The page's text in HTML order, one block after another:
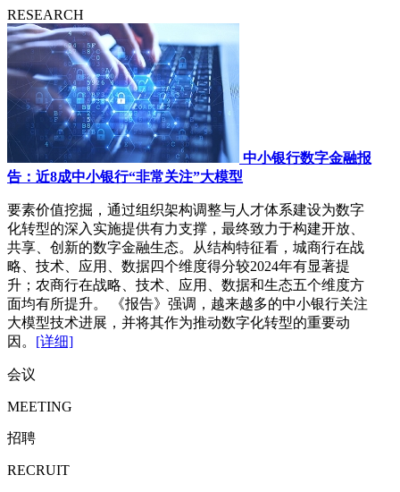
RESEARCH
中小银行数字金融报
告：近8成中小银行“非常关注”大模型
要素价值挖掘，通过组织架构调整与人才体系建设为数字
化转型的深入实施提供有力支撑，最终致力于构建开放、
共享、创新的数字金融生态。从结构特征看，城商行在战
略、技术、应用、数据四个维度得分较2024年有显著提
升；农商行在战略、技术、应用、数据和生态五个维度方
面均有所提升。 《报告》强调，越来越多的中小银行关注
大模型技术进展，并将其作为推动数字化转型的重要动
因。 [详细]
会议
MEETING
招聘
RECRUIT